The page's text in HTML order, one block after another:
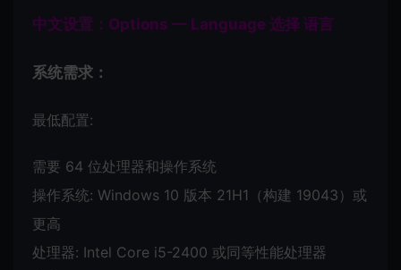
中文设置：Options — Language 选择 语言
系统需求：
最低配置:
需要 64 位处理器和操作系统
操作系统: Windows 10 版本 21H1（构建 19043）或
更高
处理器: Intel Core i5-2400 或同等性能处理器